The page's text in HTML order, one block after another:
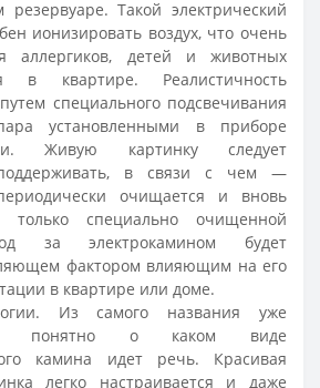
резервуаре. Такой электрический
ионизировать воздух, что очень
аллергиков, детей и животных
в квартире. Реалистичность
путем специального подсвечивания
установленными в приборе
Живую картинку следует
в связи с чем —
очищается и вновь
только специально очищенной
за электрокамином будет
фактором влияющим на его
в квартире или доме.
Из самого названия уже
понятно о каком виде
камина идет речь. Красивая
легко настраивается и даже